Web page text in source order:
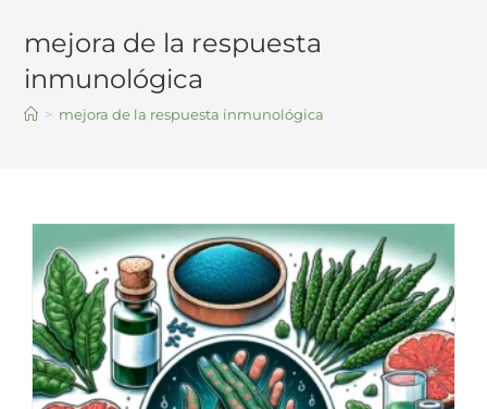
mejora de la respuesta
inmunológica
> mejora de la respuesta inmunológica